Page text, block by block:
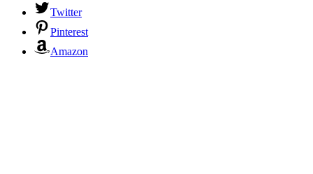
Twitter
Pinterest
Amazon